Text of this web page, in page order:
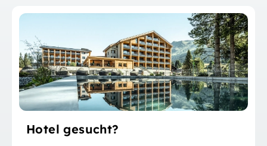
Hotel gesucht?